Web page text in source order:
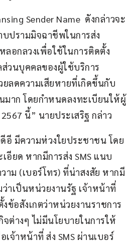
Sender Name  ดังกล่าวจะ
ปรามมิจฉาชีพในการส่ง
ลอกลวงเพื่อใช้ในการติดตั้ง
วนบุคคลของผู้ใช้บริการ
ลดความเสียหายที่เกิดขึ้นกับ
มาก โดยกำหนดลงทะเบียนให้ผู้
นี้” นายประเสริฐ กล่าว
อี มีความห่วงใยประชาชน โดย
อียด หากมีการส่ง SMS แนบ
าม (เบอร์โทร) ที่น่าสงสัย หากมี
าเป็นหน่วยงานรัฐ เจ้าหน้าที่
ข้อสังเกตว่าหน่วยงานราชการ
ต่างๆ ไม่มีนโยบายในการให้
จ้าหน้าที่ ส่ง SMS ผ่านเบอร์